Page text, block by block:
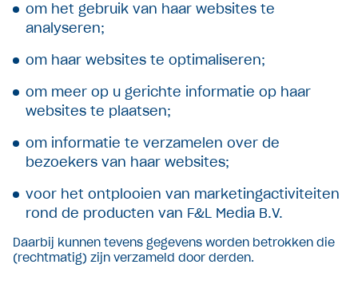
om het gebruik van haar websites te
analyseren;
om haar websites te optimaliseren;
om meer op u gerichte informatie op haar
websites te plaatsen;
om informatie te verzamelen over de
bezoekers van haar websites;
voor het ontplooien van marketingactiviteiten
rond de producten van F&L Media B.V.
Daarbij kunnen tevens gegevens worden betrokken die
(rechtmatig) zijn verzameld door derden.